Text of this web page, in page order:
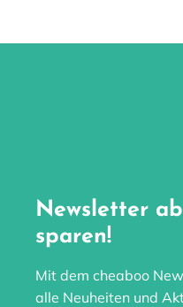
Newsletter
sparen!
Mit dem cheaboo
alle Neuheiten und